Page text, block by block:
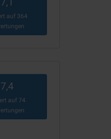
auf 364
7,4
auf 74